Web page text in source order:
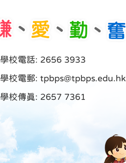
學校電話: 2656 3933
學校電郵: tpbps@tpbps.edu.hk
學校傳真: 2657 7361